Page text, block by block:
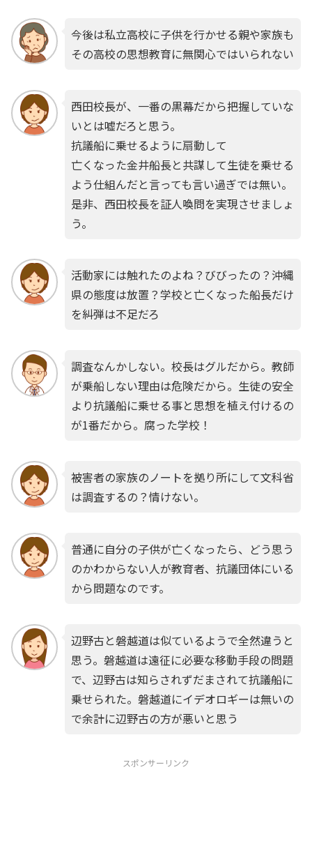
今後は私立高校に子供を行かせる親や家族も
その高校の思想教育に無関心ではいられない
西田校長が、一番の黒幕だから把握していな
いとは嘘だろと思う。
抗議船に乗せるように扇動して
亡くなった金井船長と共謀して生徒を乗せる
よう仕組んだと言っても言い過ぎでは無い。
是非、西田校長を証人喚問を実現させましょ
う。
活動家には触れたのよね？びびったの？沖縄
県の態度は放置？学校と亡くなった船長だけ
を糾弾は不足だろ
調査なんかしない。校長はグルだから。教師
が乗船しない理由は危険だから。生徒の安全
より抗議船に乗せる事と思想を植え付けるの
が1番だから。腐った学校！
被害者の家族のノートを拠り所にして文科省
は調査するの？情けない。
普通に自分の子供が亡くなったら、どう思う
のかわからない人が教育者、抗議団体にいる
から問題なのです。
辺野古と磐越道は似ているようで全然違うと
思う。磐越道は遠征に必要な移動手段の問題
で、辺野古は知らされずだまされて抗議船に
乗せられた。磐越道にイデオロギーは無いの
で余計に辺野古の方が悪いと思う
スポンサーリンク